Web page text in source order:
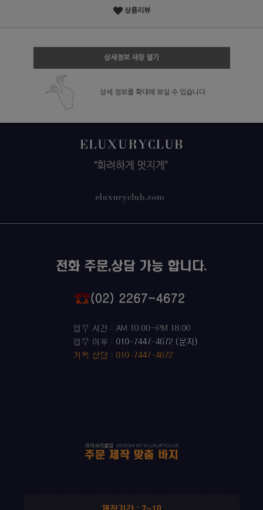
상품리뷰
상세정보 새창 열기
상세 정보를 확대해 보실 수 있습니다.